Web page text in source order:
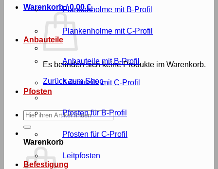
Warenkorb /0,00€
Es befinden sich keine Produkte im Warenkorb.
Zurück zum Shop
Suche
nach:
Warenkorb
Plankenholme mit B-Profil
Plankenholme mit C-Profil
Anbauteile
Anbauteile mit B-Profil
Anbauteile mit C-Profil
Pfosten
Pfosten für B-Profil
Pfosten für C-Profil
Leitpfosten
Befestigung